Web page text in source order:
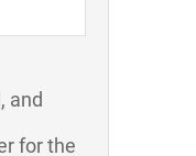
and
for the